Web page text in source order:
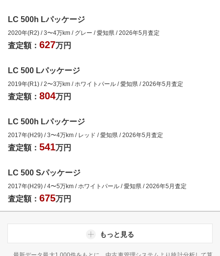
LC 500h Lパッケージ
2020年(R2) /3〜4万km / グレー /愛知県 /2026年5月査定
査定額： 627万円
LC 500 Lパッケージ
2019年(R1) /2〜3万km / ホワイトパール /愛知県 /2026年5月査定
査定額： 804万円
LC 500h Lパッケージ
2017年(H29) /3〜4万km / レッド /愛知県 /2026年5月査定
査定額： 541万円
LC 500 Sパッケージ
2017年(H29) /4〜5万km / ホワイトパール /愛知県 /2026年5月査定
査定額： 675万円
もっと見る